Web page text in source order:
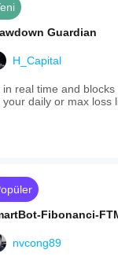
Guardian
H_Capital
real time and
daily or max loss
Fibonanci-
nvcong89